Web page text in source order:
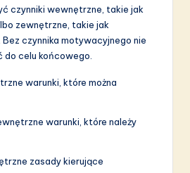
czynniki wewnętrzne, takie jak
zewnętrzne, takie jak
Bez czynnika motywacyjnego nie
do celu końcowego.
warunki, które można
warunki, które należy
zasady kierujące